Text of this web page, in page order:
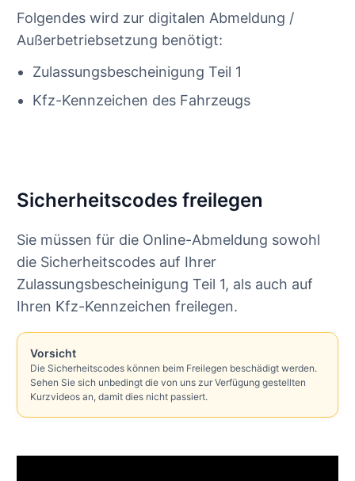
Folgendes wird zur digitalen Abmeldung /
Außerbetriebsetzung benötigt:
Zulassungsbescheinigung Teil 1
Kfz-Kennzeichen des Fahrzeugs
Sicherheitscodes freilegen
Sie müssen für die Online-Abmeldung sowohl
die Sicherheitscodes auf Ihrer
Zulassungsbescheinigung Teil 1, als auch auf
Ihren Kfz-Kennzeichen freilegen.
Vorsicht
Die Sicherheitscodes können beim Freilegen beschädigt werden.
Sehen Sie sich unbedingt die von uns zur Verfügung gestellten
Kurzvideos an, damit dies nicht passiert.